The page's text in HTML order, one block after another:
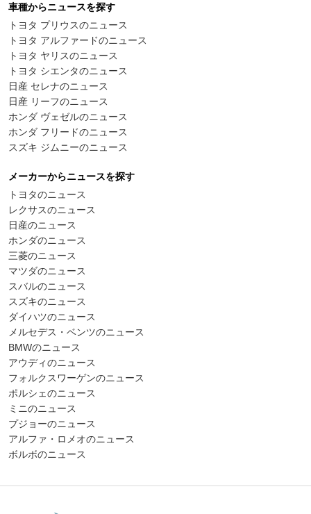
車種からニュースを探す
トヨタ プリウスのニュース
トヨタ アルファードのニュース
トヨタ ヤリスのニュース
トヨタ シエンタのニュース
日産 セレナのニュース
日産 リーフのニュース
ホンダ ヴェゼルのニュース
ホンダ フリードのニュース
スズキ ジムニーのニュース
メーカーからニュースを探す
トヨタのニュース
レクサスのニュース
日産のニュース
ホンダのニュース
三菱のニュース
マツダのニュース
スバルのニュース
スズキのニュース
ダイハツのニュース
メルセデス・ベンツのニュース
BMWのニュース
アウディのニュース
フォルクスワーゲンのニュース
ポルシェのニュース
ミニのニュース
プジョーのニュース
アルファ・ロメオのニュース
ボルボのニュース